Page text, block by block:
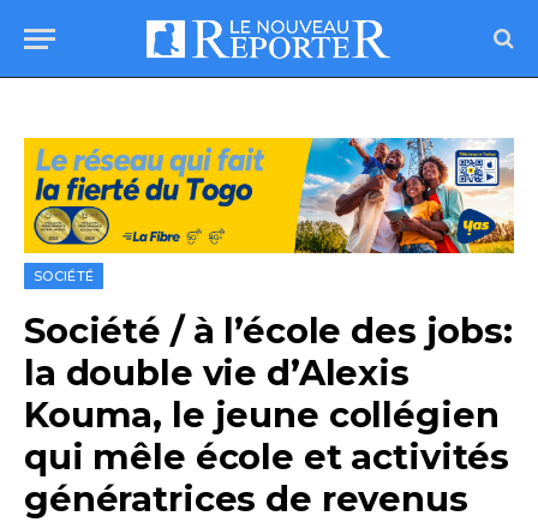
SOCIÉTÉ
Société / à l’école des jobs:
la double vie d’Alexis
Kouma, le jeune collégien
qui mêle école et activités
génératrices de revenus